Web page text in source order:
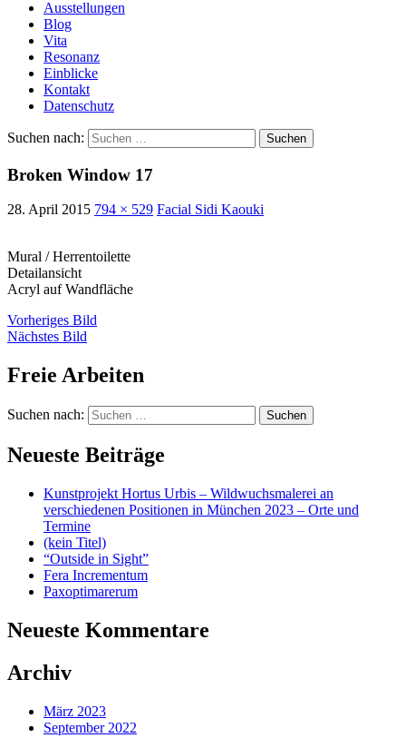
Ausstellungen
Blog
Vita
Resonanz
Einblicke
Kontakt
Datenschutz
Suchen nach:
Broken Window 17
28. April 2015 794 × 529 Facial Sidi Kaouki
Mural / Herrentoilette
Detailansicht
Acryl auf Wandfläche
Vorheriges Bild
Nächstes Bild
Freie Arbeiten
Suchen nach:
Neueste Beiträge
Kunstprojekt Hortus Urbis – Wildwuchsmalerei an
verschiedenen Positionen in München 2023 – Orte und
Termine
(kein Titel)
“Outside in Sight”
Fera Incrementum
Paxoptimarerum
Neueste Kommentare
Archiv
März 2023
September 2022